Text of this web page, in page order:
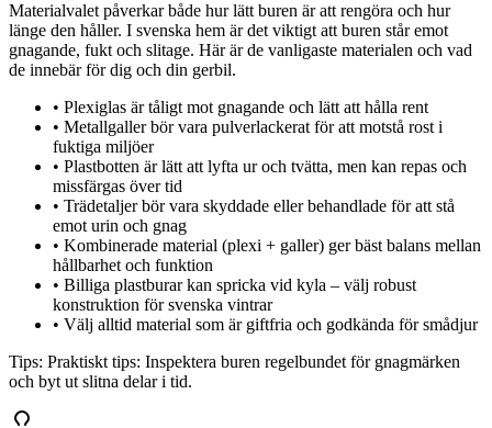
Materialvalet påverkar både hur lätt buren är att rengöra och hur
länge den håller. I svenska hem är det viktigt att buren står emot
gnagande, fukt och slitage. Här är de vanligaste materialen och vad
de innebär för dig och din gerbil.
• Plexiglas är tåligt mot gnagande och lätt att hålla rent
• Metallgaller bör vara pulverlackerat för att motstå rost i
fuktiga miljöer
• Plastbotten är lätt att lyfta ur och tvätta, men kan repas och
missfärgas över tid
• Trädetaljer bör vara skyddade eller behandlade för att stå
emot urin och gnag
• Kombinerade material (plexi + galler) ger bäst balans mellan
hållbarhet och funktion
• Billiga plastburar kan spricka vid kyla – välj robust
konstruktion för svenska vintrar
• Välj alltid material som är giftfria och godkända för smådjur
Tips: Praktiskt tips: Inspektera buren regelbundet för gnagmärken
och byt ut slitna delar i tid.